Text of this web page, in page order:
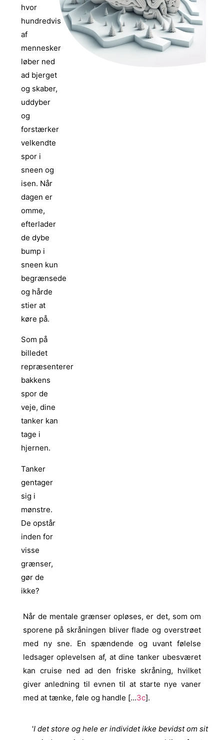
hvor
hundredvis
af
mennesker
løber ned
ad bjerget
og skaber,
uddyber
og
forstærker
velkendte
spor i
sneen og
isen. Når
dagen er
omme,
efterlader
de dybe
bump i
sneen kun
begrænsede
og hårde
stier at
køre på.
Som på
billedet
repræsenterer
bakkens
spor de
veje, dine
tanker kan
tage i
hjernen.
Tanker
gentager
sig i
mønstre.
De opstår
inden for
visse
grænser,
gør de
ikke?
Når de mentale grænser opløses, er det, som om
sporene på skråningen bliver flade og overstrøet
med ny sne. En spændende og uvant følelse
ledsager oplevelsen af, at dine tanker ubesværet
kan cruise ned ad den friske skråning, hvilket
giver anledning til evnen til at starte nye vaner
med at tænke, føle og handle [...3c].
'I det store og hele er individet ikke bevidst om sit